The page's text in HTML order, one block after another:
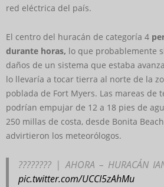
red eléctrica del país.
El centro del huracán de categoría 4
durante horas, lo que probablemente
daños de un sistema que estaba
lo llevaría a tocar tierra al norte de la
poblada de Fort Myers. Las mareas de
podrían empujar de 12 a 18 pies de
250 millas de costa, desde Bonita
advirtieron los meteorólogos.
???????? | AHORA – HURACÁN
pic.twitter.com/UCCI5zAhMu